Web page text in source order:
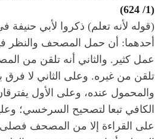
(1/ 624)
(قوله لأنه تعلم) ذكروا لأبي حنيفة
أحدهما: أن حمل المصحف والنظر
عمل كثير. والثاني أنه تلقن من
تلقن من غيره. وعلى الثاني لا فرق
والمحمول عنده، وعلى الأول
الكافي تبعا لتصحيح السرخسي؛
على القراءة إلا من المصحف فصلى